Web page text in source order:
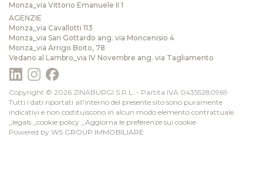
Monza_via Vittorio Emanuele II 1
AGENZIE
Monza_via Cavallotti 113
Monza_via San Gottardo ang. via Moncenisio 4
Monza_via Arrigo Boito, 78
Vedano al Lambro_via IV Novembre ang. via Tagliamento
Copyright © 2026 ZINABURGI S.R.L. - Partita IVA 04355280969
Tutti i dati riportati all'interno del presente sito sono puramente
indicativi e non costituiscono in alcun modo elemento contrattuale.
_legals cookie policy
Aggiorna le preferenze sui cookie
Powered by WS GROUP IMMOBILIARE